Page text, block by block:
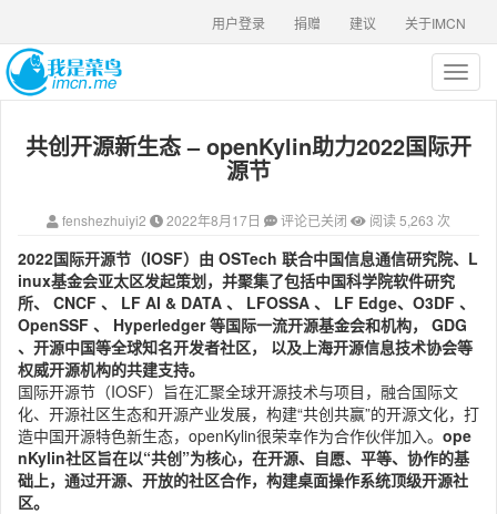
关于IMCN
建议
捐赠
用户登录
T
o
g
a
t
i
o
n
共创开源新生态 – openKylin助力2022国际开
源节
fenshezhuiyi2 2022年8月17日 评论已关闭 阅读 5,263 次
2022国际开源节（IOSF） 由 OSTech 联合中国信息通信研究院、L
inux基金会亚太区发起策划，并聚集了包括中国科学院软件研究
所、 CNCF 、 LF AI & DATA 、 LFOSSA 、 LF Edge、O3DF 、
OpenSSF 、 Hyperledger 等国际一流开源基金会和机构， GDG
、开源中国等全球知名开发者社区， 以及上海开源信息技术协会等
权威开源机构的共建支持。
国际开源节（IOSF）旨在汇聚全球开源技术与项目，融合国际文
化、开源社区生态和开源产业发展，构建“共创共赢”的开源文化，打
造中国开源特色新生态，openKylin很荣幸作为合作伙伴加入。 ope
nKylin社区旨在以“共创”为核心，在开源、自愿、平等、协作的基
础上，通过开源、开放的社区合作，构建桌面操作系统顶级开源社
区。